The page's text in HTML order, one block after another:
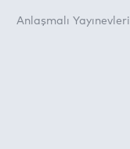
Anlaşmalı Yayınevleri